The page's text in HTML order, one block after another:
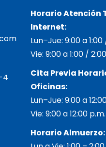
4
Horario Atención
Internet:
Lun–Jue: 9:00 a
Vie: 9:00 a 1:00 /
Cita Previa
Oficinas:
Lun–Jue: 9:00 a
Vie: 9:00 a 12:00
Horario Almuerzo: